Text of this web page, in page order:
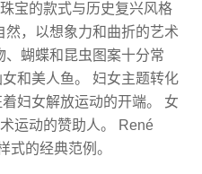
宝的款式与历史复兴风格
，以想象力和曲折的艺术
蝴蝶和昆虫图案十分常
和美人鱼。 妇女主题转化
妇女解放运动的开端。 女
运动的赞助人。 René
式的经典范例。